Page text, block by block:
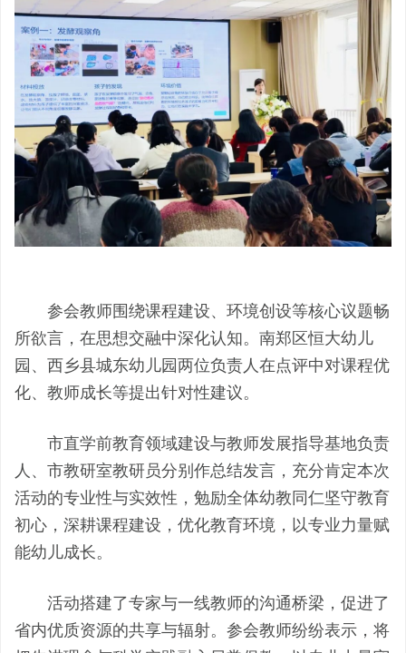
参会教师围绕课程建设、环境创设等核心议题畅
所欲言，在思想交融中深化认知。南郑区恒大幼儿
园、西乡县城东幼儿园两位负责人在点评中对课程优
化、教师成长等提出针对性建议。
市直学前教育领域建设与教师发展指导基地负责
人、市教研室教研员分别作总结发言，充分肯定本次
活动的专业性与实效性，勉励全体幼教同仁坚守教育
初心，深耕课程建设，优化教育环境，以专业力量赋
能幼儿成长。
活动搭建了专家与一线教师的沟通桥梁，促进了
省内优质资源的共享与辐射。参会教师纷纷表示，将